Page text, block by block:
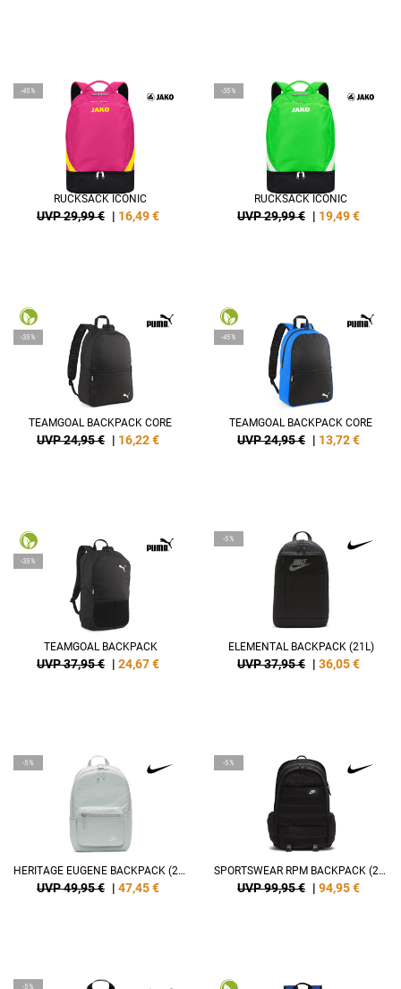
-45%
RUCKSACK ICONIC
UVP 29,99 € | 16,49€
-35%
RUCKSACK ICONIC
UVP 29,99 € | 19,49€
-35%
TEAMGOAL BACKPACK CORE
UVP 24,95 € | 16,22€
-45%
TEAMGOAL BACKPACK CORE
UVP 24,95 € | 13,72€
-35%
TEAMGOAL BACKPACK
UVP 37,95 € | 24,67€
-5%
ELEMENTAL BACKPACK (21L)
UVP 37,95 € | 36,05€
-5%
HERITAGE EUGENE BACKPACK (23L)
UVP 49,95 € | 47,45€
-5%
SPORTSWEAR RPM BACKPACK (26L)
UVP 99,95 € | 94,95€
-5%